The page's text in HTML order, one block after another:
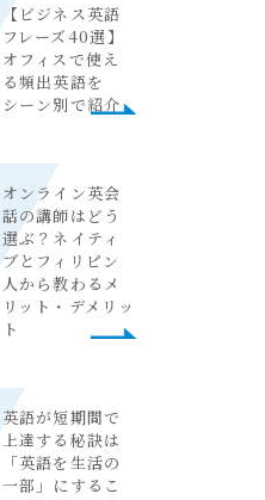
【ビジネス英語
フレーズ40選】
オフィスで使え
る頻出英語を
シーン別で紹介
オンライン英会
話の講師はどう
選ぶ？ネイティ
ブとフィリピン
人から教わるメ
リット・デメリッ
ト
英語が短期間で
上達する秘訣は
「英語を生活の
一部」にするこ